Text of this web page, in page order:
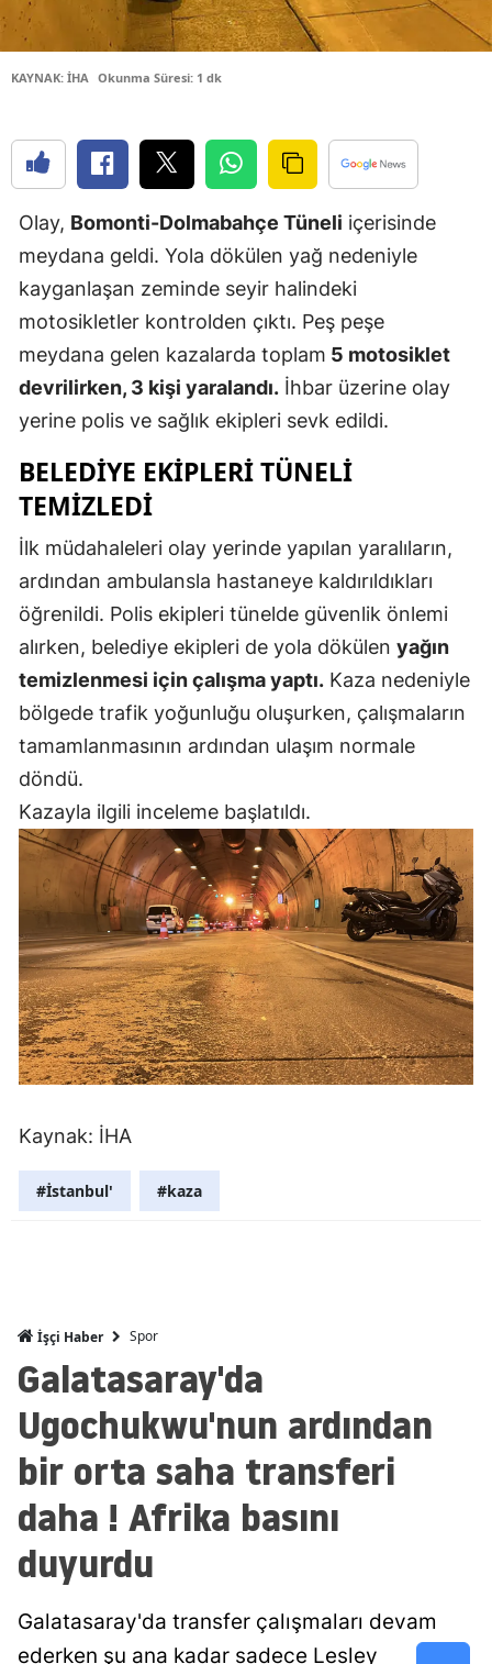
Diyarbakır
Edirne
Elazığ
Erzurum
Eskişehir
Hakkari
Hatay
Isparta
Mersin
İstanbul
Kars
Kastamonu
Kayseri
Kırklareli
Kırşehir
Kocaeli
Muş
KAYNAK: İHA Okunma Süresi: 1 dk
Olay, Bomonti-Dolmabahçe Tüneli içerisinde
meydana geldi. Yola dökülen yağ nedeniyle
kayganlaşan zeminde seyir halindeki
motosikletler kontrolden çıktı. Peş peşe
meydana gelen kazalarda toplam 5 motosiklet
devrilirken, 3 kişi yaralandı. İhbar üzerine olay
yerine polis ve sağlık ekipleri sevk edildi.
BELEDIYE EKIPLERI TÜNELI
TEMIZLEDI
İlk müdahaleleri olay yerinde yapılan yaralıların,
ardından ambulansla hastaneye kaldırıldıkları
öğrenildi. Polis ekipleri tünelde güvenlik önlemi
alırken, belediye ekipleri de yola dökülen yağın
temizlenmesi için çalışma yaptı. Kaza nedeniyle
bölgede trafik yoğunluğu oluşurken, çalışmaların
tamamlanmasının ardından ulaşım normale
döndü.
Kazayla ilgili inceleme başlatıldı.
Kaynak: İHA
#İstanbul' #kaza
İşçi Haber Spor
Galatasaray'da
Ugochukwu'nun ardından
bir orta saha transferi
daha ! Afrika basını
duyurdu
Galatasaray'da transfer çalışmaları devam
ederken şu ana kadar sadece Lesley